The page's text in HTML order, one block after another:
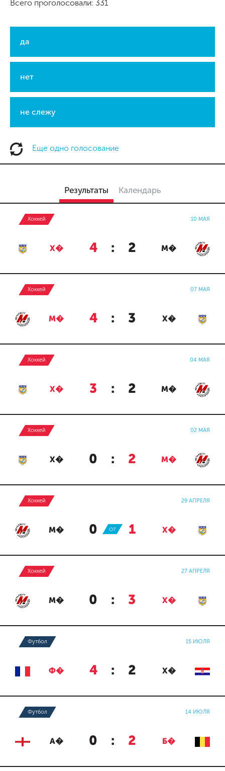
Всего проголосовали: 331
да
нет
не слежу
Еще одно голосование
Результаты Календарь
Хоккей 10 МАЯ
Х� 4 : 2 М�
Хоккей 07 МАЯ
М� 4 : 3 Х�
Хоккей 04 МАЯ
Х� 3 : 2 М�
Хоккей 02 МАЯ
Х� 0 : 2 М�
Хоккей 29 АПРЕЛЯ
М� 0 : 1 Х�
ОТ
Хоккей 27 АПРЕЛЯ
М� 0 : 3 Х�
Футбол 15 ИЮЛЯ
Ф� 4 : 2 Х�
Футбол 14 ИЮЛЯ
А� 0 : 2 Б�